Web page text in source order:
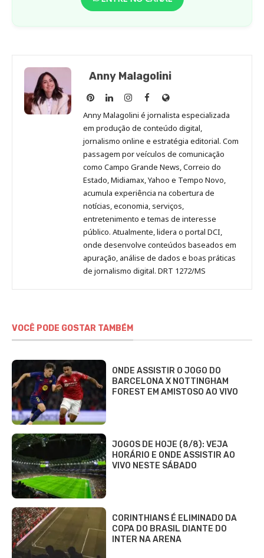
Anny Malagolini
Anny
Malagolini
no
Pinterest
Anny
Malagolini
no
LinkedIn
Anny
Malagolini
no
Instagram
Anny
Malagolini
no
Facebook
Site
de
Anny
Malagolini
Anny Malagolini é jornalista especializada
em produção de conteúdo digital,
jornalismo online e estratégia editorial. Com
passagem por veículos de comunicação
como Campo Grande News, Correio do
Estado, Midiamax, Yahoo e Tempo Novo,
acumula experiência na cobertura de
notícias, economia, serviços,
entretenimento e temas de interesse
público. Atualmente, lidera o portal DCI,
onde desenvolve conteúdos baseados em
apuração, análise de dados e boas práticas
de jornalismo digital. DRT 1272/MS
VOCÊ PODE GOSTAR TAMBÉM
ONDE ASSISTIR O JOGO DO
BARCELONA X NOTTINGHAM
FOREST EM AMISTOSO AO VIVO
JOGOS DE HOJE (8/8): VEJA
HORÁRIO E ONDE ASSISTIR AO
VIVO NESTE SÁBADO
CORINTHIANS É ELIMINADO DA
COPA DO BRASIL DIANTE DO
INTER NA ARENA